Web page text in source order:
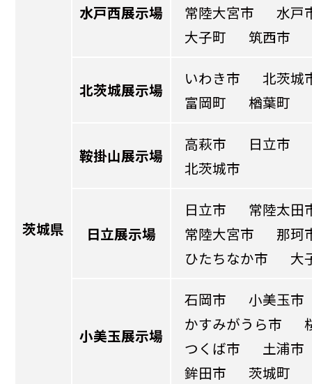
茨城県
水戸西展示場 常陸大宮市
水戸
大子町
筑西市
北茨城展示場
いわき市
北茨城
富岡町
楢葉町
鞍掛山展示場
高萩市
日立市
北茨城市
日立展示場
日立市
常陸太田
常陸大宮市
那珂
ひたちなか市
大
小美玉展示場
石岡市
小美玉市
かすみがうら市
つくば市
土浦市
鉾田市
茨城町